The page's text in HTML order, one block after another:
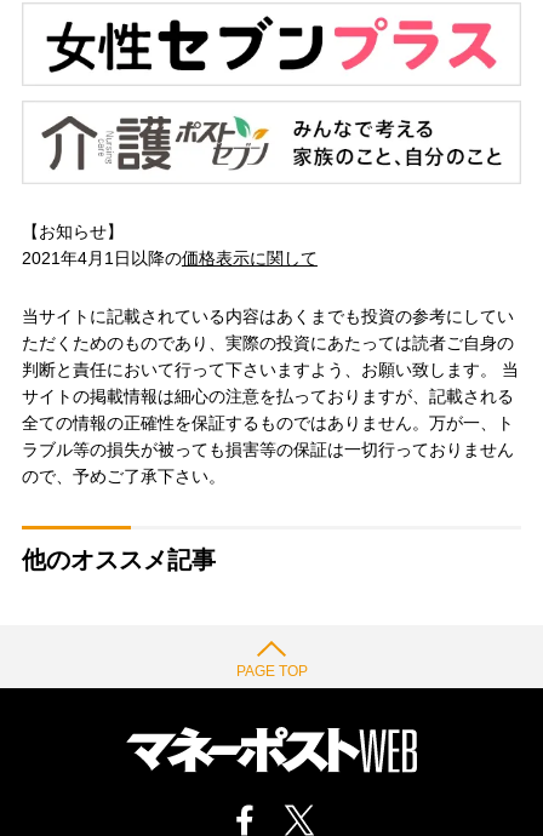
【お知らせ】
2021年4月1日以降の価格表示に関して
当サイトに記載されている内容はあくまでも投資の参考にしてい
ただくためのものであり、実際の投資にあたっては読者ご自身の
判断と責任において行って下さいますよう、お願い致します。 当
サイトの掲載情報は細心の注意を払っておりますが、記載される
全ての情報の正確性を保証するものではありません。万が一、ト
ラブル等の損失が被っても損害等の保証は一切行っておりません
ので、予めご了承下さい。
他のオススメ記事
PAGE TOP